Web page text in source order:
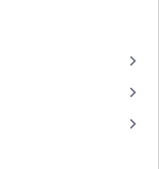
keyboard_arrow_right
keyboard_arrow_right
keyboard_arrow_right